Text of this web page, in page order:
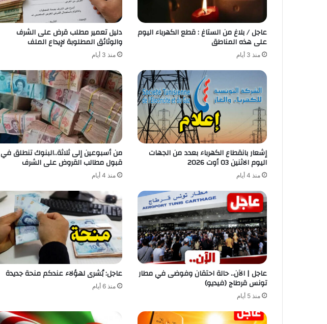
عاجل / بلاغ من الستاغ : قطع الكهرباء اليوم
على هذه المناطق
منذ 3 أيام
دليل تعمير مطلب قرض على الشرف
والوثائق المطلوبة لإيداع الملف
منذ 3 أيام
إشعار بانقطاع الكهرباء بعدد من الجهات
اليوم الاثنين 03 أوت 2026
منذ 4 أيام
من أسبوعين إلى ثلاثة..البنوك تنطلق في
قبول مطالب القروض على الشرف
منذ 4 أيام
عاجل | الآن.. حالة احتقان وفوضى في مطار
تونس قرطاج (فيديو)
منذ 5 أيام
عاجل: بُشرى لهؤلاء عندكم منحة جديدة
منذ 6 أيام